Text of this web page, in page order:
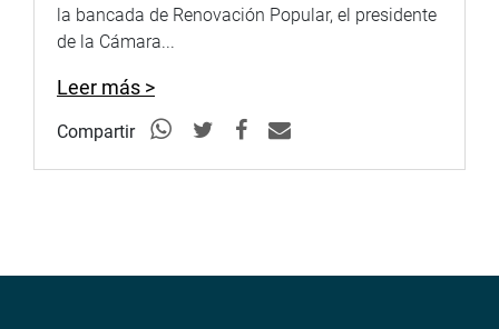
la bancada de Renovación Popular, el presidente
de la Cámara...
Leer más >
Compartir